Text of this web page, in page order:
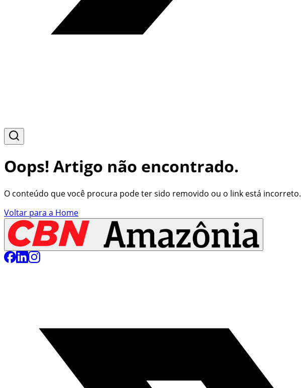
Oops! Artigo não encontrado.
O conteúdo que você procura pode ter sido removido ou o link está incorreto.
Voltar para a Home